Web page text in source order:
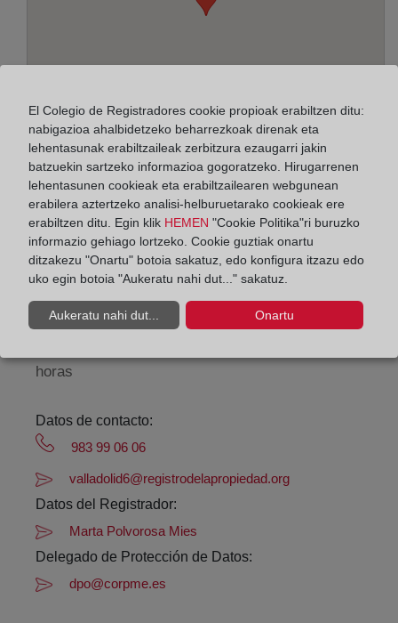
Helbidea:
Estación, 5 - planta baja, 47004
Horario:
De lunes a viernes de 09:00 a 17:00 horas
Agosto: De lunes a viernes de 09:00 a 14:00 horas
horas
Datos de contacto:
983 99 06 06
valladolid6@registrodelapropiedad.org
Datos del Registrador:
Marta Polvorosa Mies
Delegado de Protección de Datos:
dpo@corpme.es
El Colegio de Registradores cookie propioak erabiltzen ditu:
nabigazioa ahalbidetzeko beharrezkoak direnak eta
lehentasunak erabiltzaileak zerbitzura ezaugarri jakin
batzuekin sartzeko informazioa gogoratzeko. Hirugarrenen
lehentasunen cookieak eta erabiltzailearen webgunean
erabilera aztertzeko analisi-helburuetarako cookieak ere
erabiltzen ditu. Egin klik HEMEN "Cookie Politika"ri buruzko
informazio gehiago lortzeko. Cookie guztiak onartu
ditzakezu "Onartu" botoia sakatuz, edo konfigura itzazu edo
uko egin botoia "Aukeratu nahi dut..." sakatuz.
Aukeratu nahi dut... Onartu